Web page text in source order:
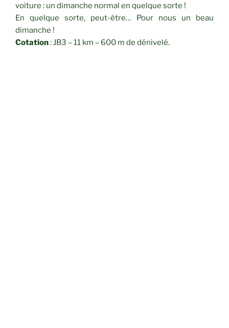
voiture : un dimanche normal en quelque sorte !
En quelque sorte, peut-être… Pour nous un beau
dimanche !
Cotation: JB3 – 11 km – 600 m de dénivelé.